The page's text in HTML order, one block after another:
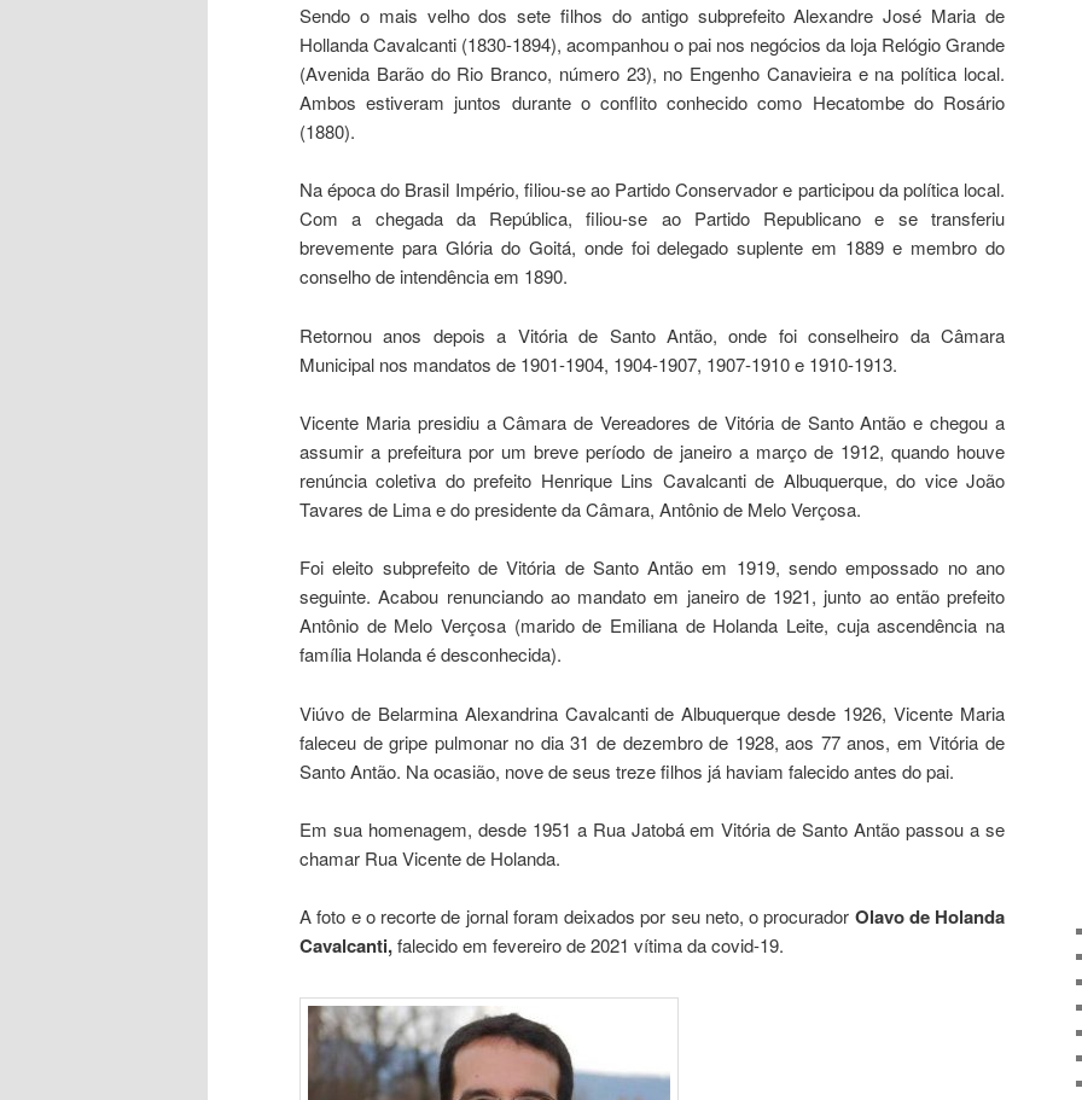
Sendo o mais velho dos sete filhos do antigo subprefeito Alexandre José Maria de
Hollanda Cavalcanti (1830-1894), acompanhou o pai nos negócios da loja Relógio Grande
(Avenida Barão do Rio Branco, número 23), no Engenho Canavieira e na política local.
Ambos estiveram juntos durante o conflito conhecido como Hecatombe do Rosário
(1880).
Na época do Brasil Império, filiou-se ao Partido Conservador e participou da política local.
Com a chegada da República, filiou-se ao Partido Republicano e se transferiu
brevemente para Glória do Goitá, onde foi delegado suplente em 1889 e membro do
conselho de intendência em 1890.
Retornou anos depois a Vitória de Santo Antão, onde foi conselheiro da Câmara
Municipal nos mandatos de 1901-1904, 1904-1907, 1907-1910 e 1910-1913.
Vicente Maria presidiu a Câmara de Vereadores de Vitória de Santo Antão e chegou a
assumir a prefeitura por um breve período de janeiro a março de 1912, quando houve
renúncia coletiva do prefeito Henrique Lins Cavalcanti de Albuquerque, do vice João
Tavares de Lima e do presidente da Câmara, Antônio de Melo Verçosa.
Foi eleito subprefeito de Vitória de Santo Antão em 1919, sendo empossado no ano
seguinte. Acabou renunciando ao mandato em janeiro de 1921, junto ao então prefeito
Antônio de Melo Verçosa (marido de Emiliana de Holanda Leite, cuja ascendência na
família Holanda é desconhecida).
Viúvo de Belarmina Alexandrina Cavalcanti de Albuquerque desde 1926, Vicente Maria
faleceu de gripe pulmonar no dia 31 de dezembro de 1928, aos 77 anos, em Vitória de
Santo Antão. Na ocasião, nove de seus treze filhos já haviam falecido antes do pai.
Em sua homenagem, desde 1951 a Rua Jatobá em Vitória de Santo Antão passou a se
chamar Rua Vicente de Holanda.
A foto e o recorte de jornal foram deixados por seu neto, o procurador Olavo de Holanda
Cavalcanti,falecido em fevereiro de 2021 vítima da covid-19.